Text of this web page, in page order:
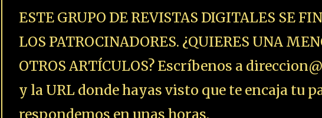
ESTE GRUPO DE REVISTAS DIGITALES SE
LOS PATROCINADORES. ¿QUIERES UNA
OTROS ARTÍCULOS? Escríbenos a
y la URL donde hayas visto que te encaja tu
respondemos en unas horas.